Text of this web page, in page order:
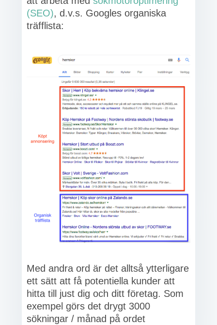
(SEO), d.v.s. Googles organiska
träfflista:
Med andra ord är det alltså ytterligare
ett sätt att få potentiella kunder att
hitta till just dig och ditt företag. Som
exempel görs det drygt 3000
sökningar / månad på ordet